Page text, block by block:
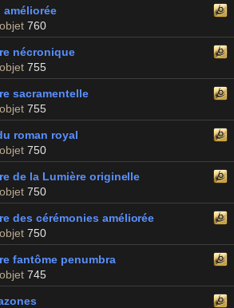
améliorée
760
nécronique
755
sacramentelle
755
roman royal
750
de la Lumière originelle
750
des cérémonies améliorée
750
fantôme penumbra
745